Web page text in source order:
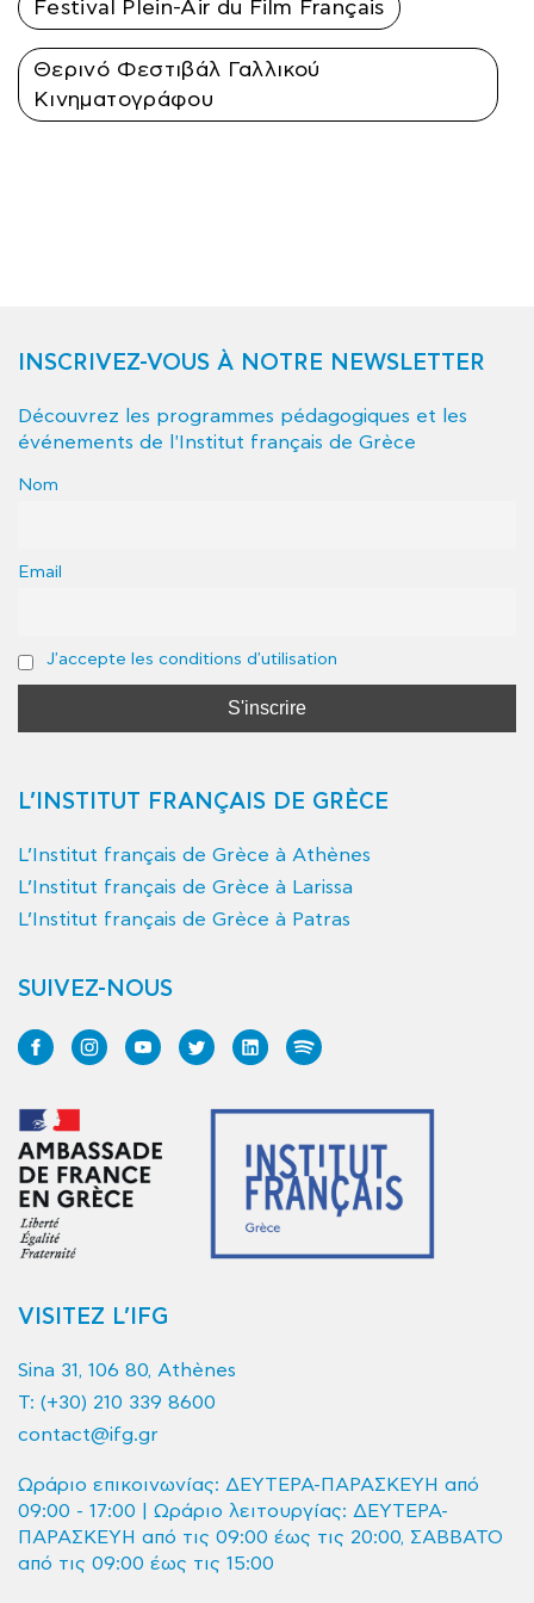
Festival Plein-Air du Film Français
Θερινό Φεστιβάλ Γαλλικού
Κινηματογράφου
INSCRIVEZ-VOUS À NOTRE NEWSLETTER
Découvrez les programmes pédagogiques et les
événements de l'Institut français de Grèce
Nom
Email
J'accepte les conditions d'utilisation
L’INSTITUT FRANÇAIS DE GRÈCE
L’Institut français de Grèce à Athènes
L’Institut français de Grèce à Larissa
L’Institut français de Grèce à Patras
SUIVEZ-NOUS
VISITEZ L’IFG
Sina 31, 106 80, Athènes
T: (+30) 210 339 8600
contact@ifg.gr
Ωράριο επικοινωνίας: ΔΕΥΤΕΡΑ-ΠΑΡΑΣΚΕΥΗ από
09:00 - 17:00 | Ωράριο λειτουργίας: ΔΕΥΤΕΡΑ-
ΠΑΡΑΣΚΕΥΗ από τις 09:00 έως τις 20:00, ΣΑΒΒΑΤΟ
από τις 09:00 έως τις 15:00